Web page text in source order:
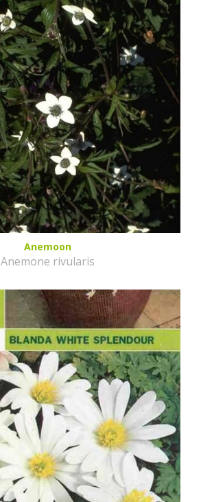
Anemoon
Anemone rivularis